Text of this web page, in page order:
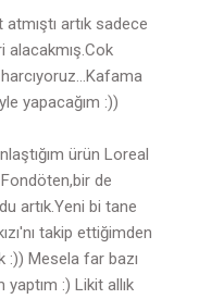
artık sadece
alacakmış.Cok
harcıyoruz...Kafama
yapacağım :))
ürün Loreal
de
artık.Yeni bi tane
'nı takip ettiğimden
:)) Mesela far bazı
:) Likit allık